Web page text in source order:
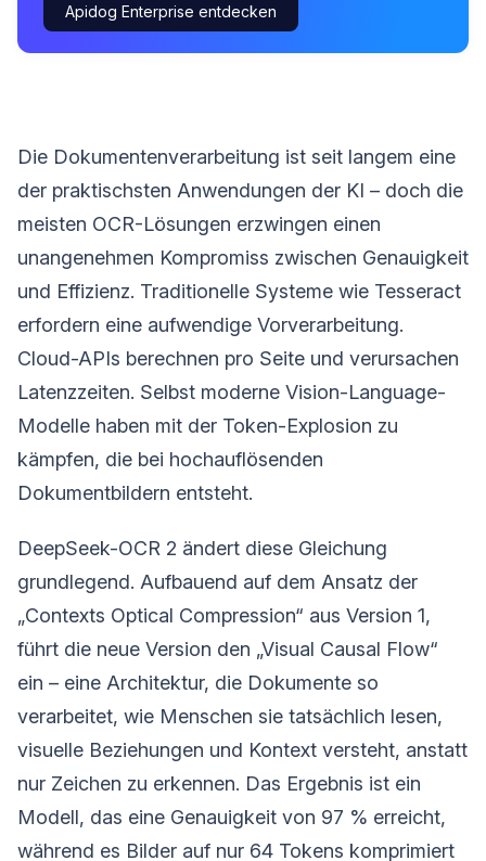
Apidog Enterprise entdecken
Die Dokumentenverarbeitung ist seit langem eine
der praktischsten Anwendungen der KI – doch die
meisten OCR-Lösungen erzwingen einen
unangenehmen Kompromiss zwischen Genauigkeit
und Effizienz. Traditionelle Systeme wie Tesseract
erfordern eine aufwendige Vorverarbeitung.
Cloud-APIs berechnen pro Seite und verursachen
Latenzzeiten. Selbst moderne Vision-Language-
Modelle haben mit der Token-Explosion zu
kämpfen, die bei hochauflösenden
Dokumentbildern entsteht.
DeepSeek-OCR 2 ändert diese Gleichung
grundlegend. Aufbauend auf dem Ansatz der
„Contexts Optical Compression“ aus Version 1,
führt die neue Version den „Visual Causal Flow“
ein – eine Architektur, die Dokumente so
verarbeitet, wie Menschen sie tatsächlich lesen,
visuelle Beziehungen und Kontext versteht, anstatt
nur Zeichen zu erkennen. Das Ergebnis ist ein
Modell, das eine Genauigkeit von 97 % erreicht,
während es Bilder auf nur 64 Tokens komprimiert